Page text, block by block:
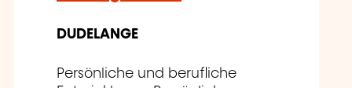
DUDELANGE
Persönliche und berufliche